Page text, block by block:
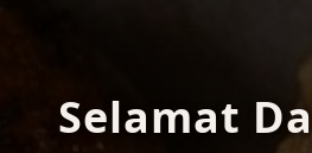
Selamat